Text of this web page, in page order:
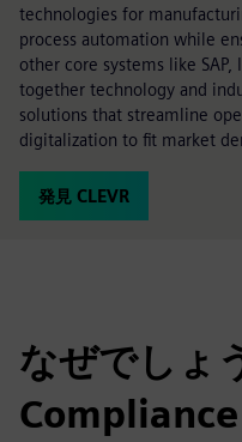
technologies for
process automation while
other core systems like SAP,
together technology and
solutions that streamline
digitalization to fit market
発見 CLEVR
なぜでしょ